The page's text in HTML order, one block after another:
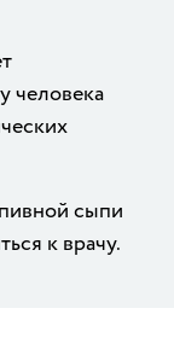
человека
сыпи
к врачу.